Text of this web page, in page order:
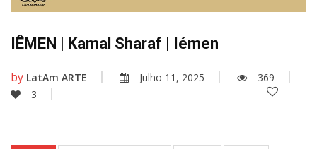
IÊMEN | Kamal Sharaf | Iémen
by LatAm ARTE Julho 11, 2025
369
3